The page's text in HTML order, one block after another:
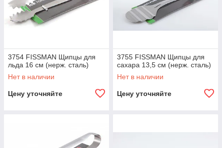
3754 FISSMAN Щипцы для
льда 16 см (нерж. сталь)
Нет в наличии
Цену уточняйте
3755 FISSMAN Щипцы для
сахара 13,5 см (нерж. сталь)
Нет в наличии
Цену уточняйте